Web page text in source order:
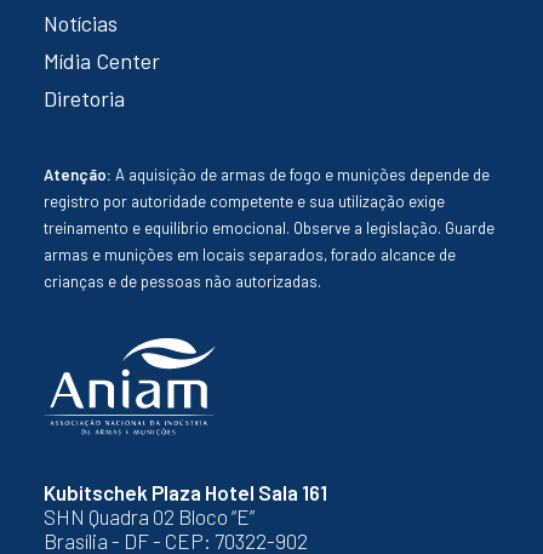
Kubitschek Plaza Hotel Sala 161
SHN Quadra 02 Bloco “E”
Brasília - DF - CEP: 70322-902
Notícias
Mídia Center
Diretoria
Atenção: A aquisição de armas de fogo e munições depende de
registro por autoridade competente e sua utilização exige
treinamento e equilíbrio emocional. Observe a legislação. Guarde
armas e munições em locais separados, forado alcance de
crianças e de pessoas não autorizadas.